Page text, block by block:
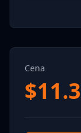
Cena
$